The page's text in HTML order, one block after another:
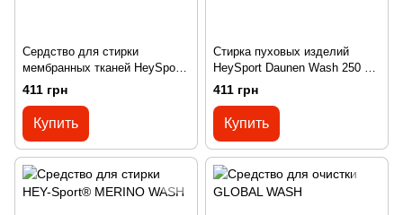
Сердство для стирки
мембранных тканей HeySport
Tex Wash 250 ml (20762000)
411 грн
Купить
Стирка пуховых изделий
HeySport Daunen Wash 250 ml
(20752000)
411 грн
Купить